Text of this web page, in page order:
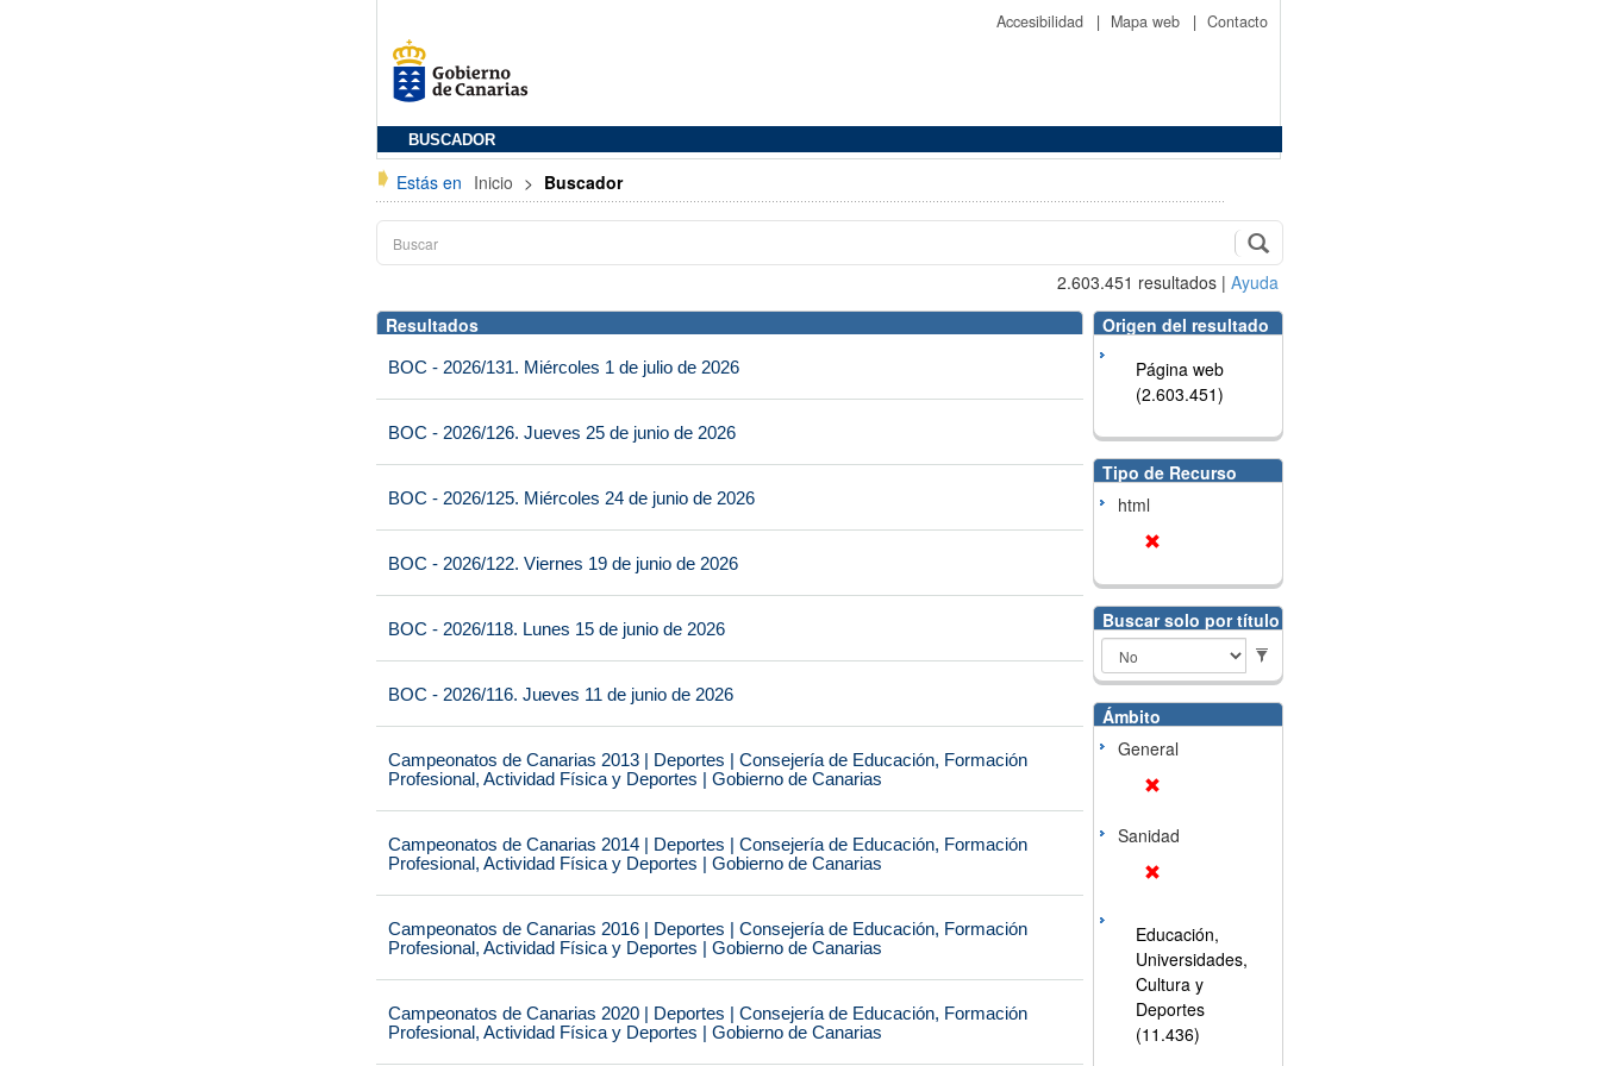
Accesibilidad | Mapa web | Contacto
BUSCADOR
Estás en Inicio > Buscador
2.603.451 resultados | Ayuda
Resultados
BOC - 2026/131. Miércoles 1 de julio de 2026
BOC - 2026/126. Jueves 25 de junio de 2026
BOC - 2026/125. Miércoles 24 de junio de 2026
BOC - 2026/122. Viernes 19 de junio de 2026
BOC - 2026/118. Lunes 15 de junio de 2026
BOC - 2026/116. Jueves 11 de junio de 2026
Campeonatos de Canarias 2013 | Deportes | Consejería de Educación, Formación
Profesional, Actividad Física y Deportes | Gobierno de Canarias
Campeonatos de Canarias 2014 | Deportes | Consejería de Educación, Formación
Profesional, Actividad Física y Deportes | Gobierno de Canarias
Campeonatos de Canarias 2016 | Deportes | Consejería de Educación, Formación
Profesional, Actividad Física y Deportes | Gobierno de Canarias
Campeonatos de Canarias 2020 | Deportes | Consejería de Educación, Formación
Profesional, Actividad Física y Deportes | Gobierno de Canarias
Origen del resultado
Página web
(2.603.451)
Tipo de Recurso
html
Buscar solo por título
Ámbito
General
Sanidad
Educación,
Universidades,
Cultura y
Deportes
(11.436)